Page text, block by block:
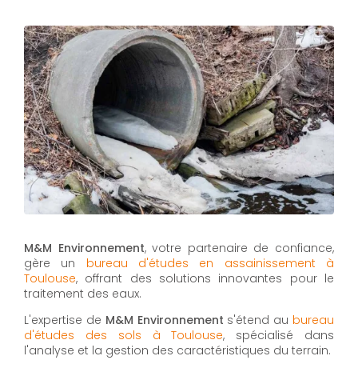
M&M Environnement, votre partenaire de confiance,
gère un bureau d'études en assainissement à
Toulouse, offrant des solutions innovantes pour le
traitement des eaux.
L'expertise de M&M Environnement s'étend au bureau
d'études des sols à Toulouse, spécialisé dans
l'analyse et la gestion des caractéristiques du terrain.